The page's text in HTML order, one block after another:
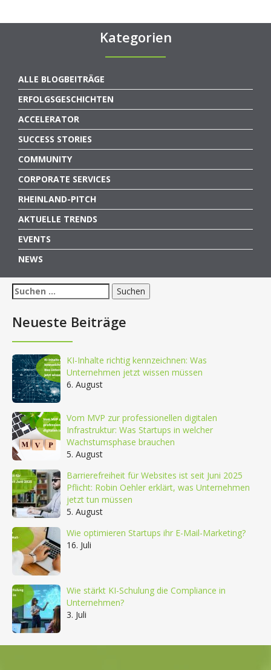
Kategorien
ALLE BLOGBEITRÄGE
ERFOLGSGESCHICHTEN
ACCELERATOR
SUCCESS STORIES
COMMUNITY
CORPORATE SERVICES
RHEINLAND-PITCH
AKTUELLE TRENDS
EVENTS
NEWS
Suchen
nach:
Neueste Beiträge
KI-Inhalte richtig kennzeichnen: Was
Unternehmen jetzt wissen müssen
6. August
Vom MVP zur professionellen digitalen
Infrastruktur: Was Startups in welcher
Wachstumsphase brauchen
5. August
Barrierefreiheit für Websites ist seit Juni 2025
Pflicht: Robin Oehler erklärt, was Unternehmen
jetzt tun müssen
5. August
Wie optimieren Startups ihr E-Mail-Marketing?
16. Juli
Wie stärkt KI-Schulung die Compliance in
Unternehmen?
3. Juli